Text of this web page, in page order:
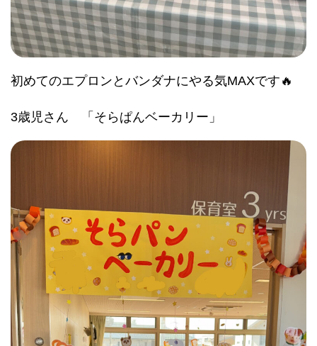
初めてのエプロンとバンダナにやる気MAXです🔥
3歳児さん 「そらぱんベーカリー」